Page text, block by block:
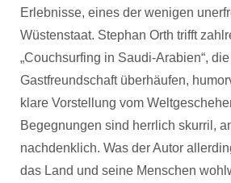
Erlebnisse, eines der wenigen
Wüstenstaat. Stephan Orth trifft
„Couchsurfing in Saudi-Arabien“,
Gastfreundschaft überhäufen,
klare Vorstellung vom
Begegnungen sind herrlich skurril,
nachdenklich. Was der Autor
das Land und seine Menschen